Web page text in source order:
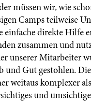
müssen wir, wie
Camps teilweise
einfache direkte Hilfe
zusammen und
unserer Mitarbeiter
und Gut gestohlen.
weitaus komplexer
und